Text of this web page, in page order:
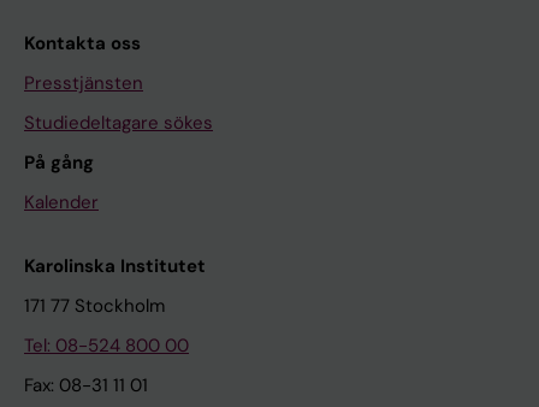
Kontakta oss
Presstjänsten
Studiedeltagare sökes
På gång
Kalender
Karolinska Institutet
171 77 Stockholm
Tel: 08-524 800 00
Fax: 08-31 11 01